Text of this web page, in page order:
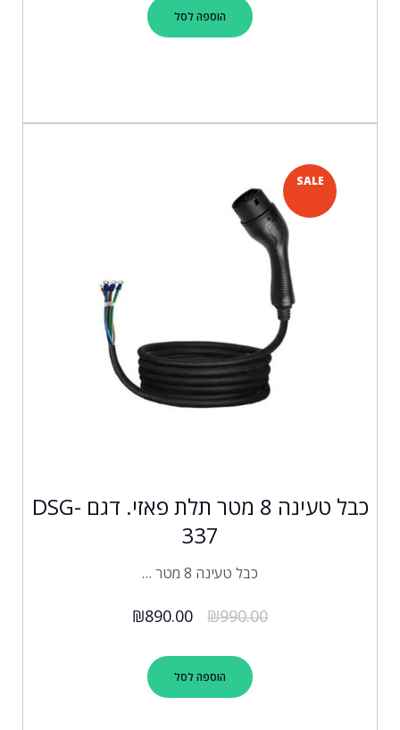
הוספה לסל
SALE
כבל טעינה 8 מטר תלת פאזי. דגם DSG-
337
כבל טעינה 8 מטר …
₪990.00
₪890.00
הוספה לסל